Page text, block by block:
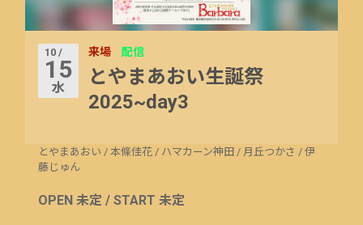
10 /
15
水
来場 配信
とやまあおい生誕祭
2025~day3
とやまあおい / 本條佳花 / ハマカーン神田 / 月丘つかさ / 伊
藤じゅん
OPEN 未定 / START 未定